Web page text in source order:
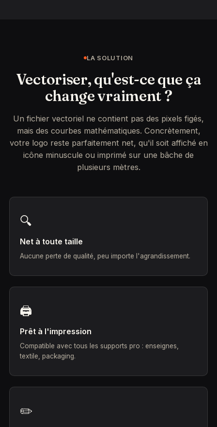
LA SOLUTION
Vectoriser, qu'est-ce que ça
change vraiment ?
Un fichier vectoriel ne contient pas des pixels figés,
mais des courbes mathématiques. Concrètement,
votre logo reste parfaitement net, qu'il soit affiché en
icône minuscule ou imprimé sur une bâche de
plusieurs mètres.
🔍
Net à toute taille
Aucune perte de qualité, peu importe l'agrandissement.
🖨️
Prêt à l'impression
Compatible avec tous les supports pro : enseignes,
textile, packaging.
✏️